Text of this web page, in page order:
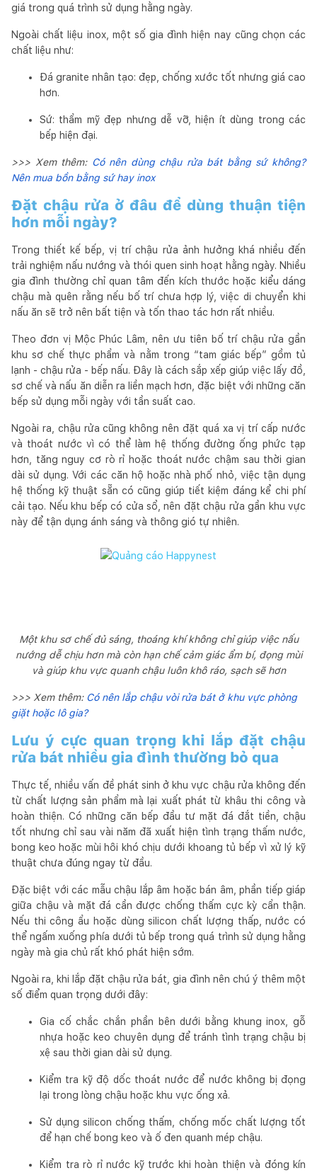
giá trong quá trình sử dụng hằng ngày.
Ngoài chất liệu inox, một số gia đình hiện nay cũng chọn các
chất liệu như:
Đá granite nhân tạo: đẹp, chống xước tốt nhưng giá cao
hơn.
Sứ: thẩm mỹ đẹp nhưng dễ vỡ, hiện ít dùng trong các
bếp hiện đại.
>>> Xem thêm: Có nên dùng chậu rửa bát bằng sứ không?
Nên mua bồn bằng sứ hay inox
Đặt chậu rửa ở đâu để dùng thuận tiện
hơn mỗi ngày?
Trong thiết kế bếp, vị trí chậu rửa ảnh hưởng khá nhiều đến
trải nghiệm nấu nướng và thói quen sinh hoạt hằng ngày. Nhiều
gia đình thường chỉ quan tâm đến kích thước hoặc kiểu dáng
chậu mà quên rằng nếu bố trí chưa hợp lý, việc di chuyển khi
nấu ăn sẽ trở nên bất tiện và tốn thao tác hơn rất nhiều.
Theo đơn vị Mộc Phúc Lâm, nên ưu tiên bố trí chậu rửa gần
khu sơ chế thực phẩm và nằm trong “tam giác bếp” gồm tủ
lạnh - chậu rửa - bếp nấu. Đây là cách sắp xếp giúp việc lấy đồ,
sơ chế và nấu ăn diễn ra liền mạch hơn, đặc biệt với những căn
bếp sử dụng mỗi ngày với tần suất cao.
Ngoài ra, chậu rửa cũng không nên đặt quá xa vị trí cấp nước
và thoát nước vì có thể làm hệ thống đường ống phức tạp
hơn, tăng nguy cơ rò rỉ hoặc thoát nước chậm sau thời gian
dài sử dụng. Với các căn hộ hoặc nhà phố nhỏ, việc tận dụng
hệ thống kỹ thuật sẵn có cũng giúp tiết kiệm đáng kể chi phí
cải tạo. Nếu khu bếp có cửa sổ, nên đặt chậu rửa gần khu vực
này để tận dụng ánh sáng và thông gió tự nhiên.
Một khu sơ chế đủ sáng, thoáng khí không chỉ giúp việc nấu
nướng dễ chịu hơn mà còn hạn chế cảm giác ẩm bí, đọng mùi
và giúp khu vực quanh chậu luôn khô ráo, sạch sẽ hơn
>>> Xem thêm: Có nên lắp chậu vòi rửa bát ở khu vực phòng
giặt hoặc lô gia?
Lưu ý cực quan trọng khi lắp đặt chậu
rửa bát nhiều gia đình thường bỏ qua
Thực tế, nhiều vấn đề phát sinh ở khu vực chậu rửa không đến
từ chất lượng sản phẩm mà lại xuất phát từ khâu thi công và
hoàn thiện. Có những căn bếp đầu tư mặt đá đắt tiền, chậu
tốt nhưng chỉ sau vài năm đã xuất hiện tình trạng thấm nước,
bong keo hoặc mùi hôi khó chịu dưới khoang tủ bếp vì xử lý kỹ
thuật chưa đúng ngay từ đầu.
Đặc biệt với các mẫu chậu lắp âm hoặc bán âm, phần tiếp giáp
giữa chậu và mặt đá cần được chống thấm cực kỳ cẩn thận.
Nếu thi công ẩu hoặc dùng silicon chất lượng thấp, nước có
thể ngấm xuống phía dưới tủ bếp trong quá trình sử dụng hằng
ngày mà gia chủ rất khó phát hiện sớm.
Ngoài ra, khi lắp đặt chậu rửa bát, gia đình nên chú ý thêm một
số điểm quan trọng dưới đây:
Gia cố chắc chắn phần bên dưới bằng khung inox, gỗ
nhựa hoặc keo chuyên dụng để tránh tình trạng chậu bị
xệ sau thời gian dài sử dụng.
Kiểm tra kỹ độ dốc thoát nước để nước không bị đọng
lại trong lòng chậu hoặc khu vực ống xả.
Sử dụng silicon chống thấm, chống mốc chất lượng tốt
để hạn chế bong keo và ố đen quanh mép chậu.
Kiểm tra rò rỉ nước kỹ trước khi hoàn thiện và đóng kín